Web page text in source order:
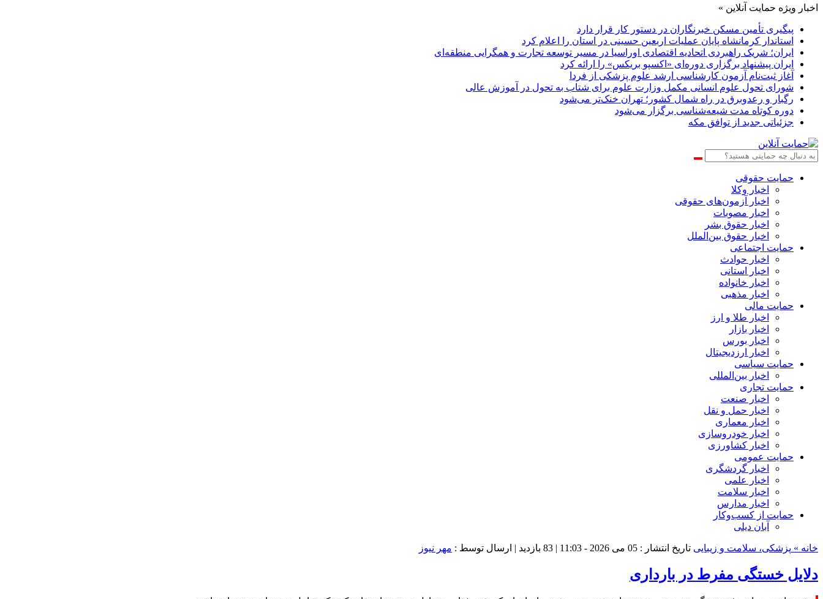
اخبار ویژه حمایت آنلاین »
پیگیری تأمین مسکن خبرنگاران در دستور کار قرار دارد
استاندار کرمانشاه پایان عملیات اربعین حسینی در استان را اعلام کرد
ایران؛ شریک راهبردی اتحادیه اقتصادی اوراسیا در مسیر توسعه تجارت و همگرایی منطقه‌ای
ایران پیشنهاد برگزاری دوره‌ای «اکسپو بریکس» را ارائه کرد
آغاز ثبت‌نام‌ آزمون کارشناسی ارشد علوم پزشکی از فردا
شورای تحول علوم انسانی مکمل وزارت علوم برای شتاب به تحول در آموزش عالی
رگبار و رعدوبرق در راه شمال کشور؛ تهران خنک‌تر می‌شود
دوره کوتاه مدت شیعه‌شناسی برگزار می‌شود
جزئیاتی جدید از توافق مکه
حمایت حقوقی
اخبار وکلا
اخبار آزمون‌های حقوقی
اخبار مصوبات
اخبار حقوق بشر
اخبار حقوق بین‌الملل
حمایت اجتماعی
اخبار حوادث
اخبار استانی
اخبار خانواده
اخبار مذهبی
حمایت مالی
اخبار طلا و ارز
اخبار بازار
اخبار بورس
اخبار ارزدیجیتال
حمایت سیاسی
اخبار بین‌المللی
حمایت تجاری
اخبار صنعت
اخبار حمل و نقل
اخبار معماری
اخبار خودروسازی
اخبار کشاورزی
حمایت عمومی
اخبار گردشگری
اخبار علمی
اخبار سلامت
اخبار مدارس
حمایت از کسب‌وکار
آبان دیلی
خانه » پزشکی، سلامت و زیبایی تاریخ انتشار : 05 می 2026 - 11:03 | 83 بازدید | ارسال توسط : مهر نیوز
دلایل خستگی مفرط در بارداری